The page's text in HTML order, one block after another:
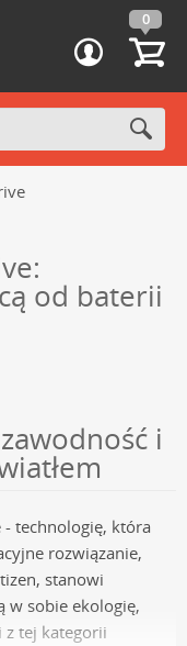
0
od baterii
i
- technologię, która
rozwiązanie,
stanowi
w sobie ekologię,
z tej kategorii